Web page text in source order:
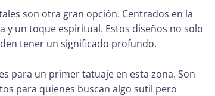
son otra gran opción. Centrados en la
un toque espiritual. Estos diseños no solo
tener un significado profundo.
para un primer tatuaje en esta zona. Son
para quienes buscan algo sutil pero